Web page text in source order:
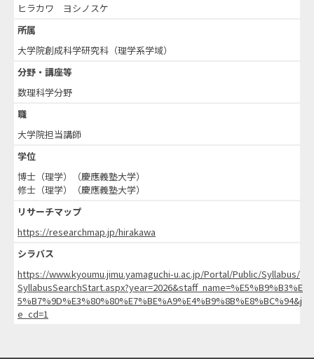
ヒラカワ ヨシノスケ
所属
大学院創成科学研究科（理学系学域）
分野・講座等
数理科学分野
職
大学院担当講師
学位
博士（理学）（慶應義塾大学）
修士（理学）（慶應義塾大学）
リサーチマップ
https://researchmap.jp/hirakawa
シラバス
https://www.kyoumu.jimu.yamaguchi-u.ac.jp/Portal/Public/Syllabus/
SyllabusSearchStart.aspx?year=2026&staff_name=%E5%B9%B3%E
5%B7%9D%E3%80%80%E7%BE%A9%E4%B9%8B%E8%BC%94&j
e_cd=1